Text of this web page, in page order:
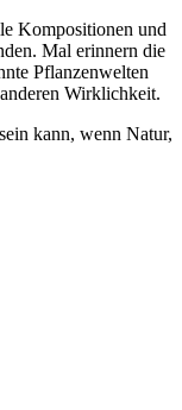
Kompositionen und
Mal erinnern die
Pflanzenwelten
Wirklichkeit.
kann, wenn Natur,